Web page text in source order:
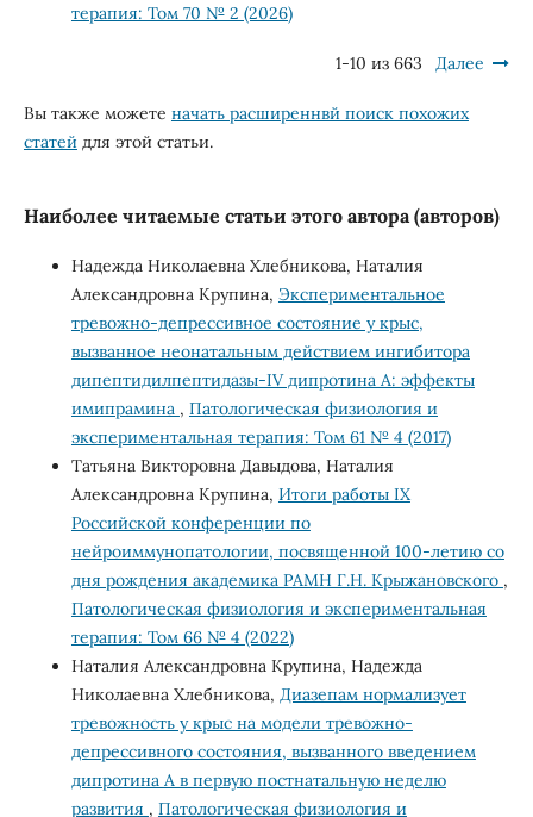
терапия: Том 70 № 2 (2026)
1-10 из 663 Далее
Вы также можете начать расширеннвй поиск похожих
статей для этой статьи.
Наиболее читаемые статьи этого автора (авторов)
Надежда Николаевна Хлебникова, Наталия
Александровна Крупина, Экспериментальное
тревожно-депрессивное состояние у крыс,
вызванное неонатальным действием ингибитора
дипептидилпептидазы-IV дипротина А: эффекты
имипрамина , Патологическая физиология и
экспериментальная терапия: Том 61 № 4 (2017)
Татьяна Викторовна Давыдова, Наталия
Александровна Крупина, Итоги работы IX
Российской конференции по
нейроиммунопатологии, посвященной 100-летию со
дня рождения академика РАМН Г.Н. Крыжановского ,
Патологическая физиология и экспериментальная
терапия: Том 66 № 4 (2022)
Наталия Александровна Крупина, Надежда
Николаевна Хлебникова, Диазепам нормализует
тревожность у крыс на модели тревожно-
депрессивного состояния, вызванного введением
дипротина А в первую постнатальную неделю
развития , Патологическая физиология и